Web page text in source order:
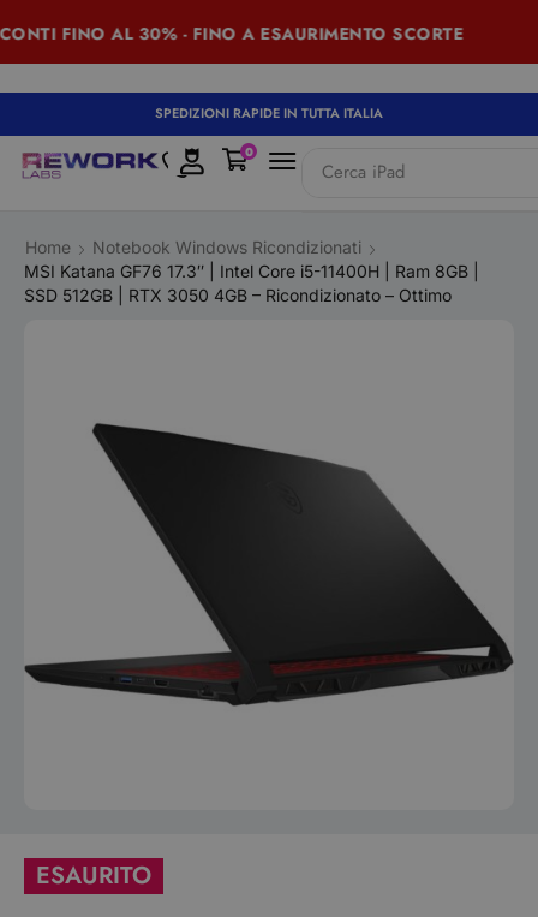
FINO AL 30% - FINO A ESAURIMENTO SCORTE
SPEDIZIONI RAPIDE IN TUTTA ITALIA
Cerca iPad
0
Home
Notebook Windows Ricondizionati
MSI Katana GF76 17.3″ | Intel Core i5-11400H | Ram 8GB |
SSD 512GB | RTX 3050 4GB – Ricondizionato – Ottimo
ESAURITO